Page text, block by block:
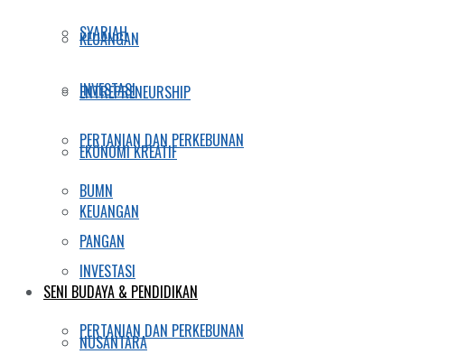
KEUANGAN
INVESTASI
PERTANIAN DAN PERKEBUNAN
BUMN
PANGAN
SENI BUDAYA & PENDIDIKAN
NUSANTARA
SYARIAH
ENTREPRENEURSHIP
EKONOMI KREATIF
KEUANGAN
INVESTASI
PERTANIAN DAN PERKEBUNAN